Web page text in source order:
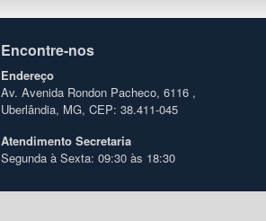
Encontre-nos
Endereço
Av. Avenida Rondon Pacheco, 6116 ,
Uberlândia, MG, CEP: 38.411-045
Atendimento Secretaria
Segunda à Sexta: 09:30 às 18:30